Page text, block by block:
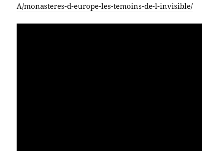
A/monasteres-d-europe-les-temoins-de-l-invisible/